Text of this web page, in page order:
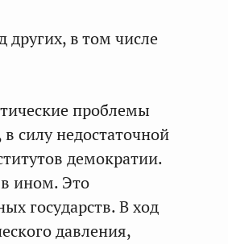
в том числе
проблемы
силу недостаточной
демократии.
ином. Это
государств. В ход
давления,